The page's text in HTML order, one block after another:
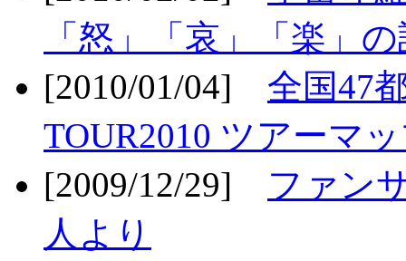
「怒」「哀」「楽」
[2010/01/04] 全国47
TOUR2010 ツアーマ
[2009/12/29] ファン
人より